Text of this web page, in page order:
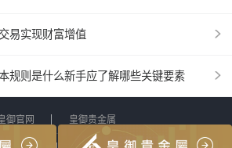
易实现财富增值
规则是什么新手应了解哪些关键要素
御官网 皇御贵金属